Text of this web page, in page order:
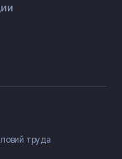
комиссия
труда